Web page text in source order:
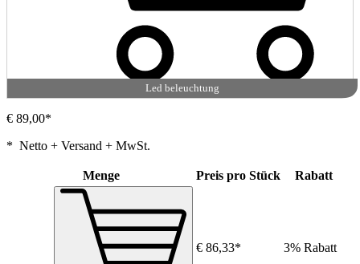
Led beleuchtung
€ 89,00*
* Netto + Versand + MwSt.
Menge Preis pro Stück Rabatt
€ 86,33* 3% Rabatt